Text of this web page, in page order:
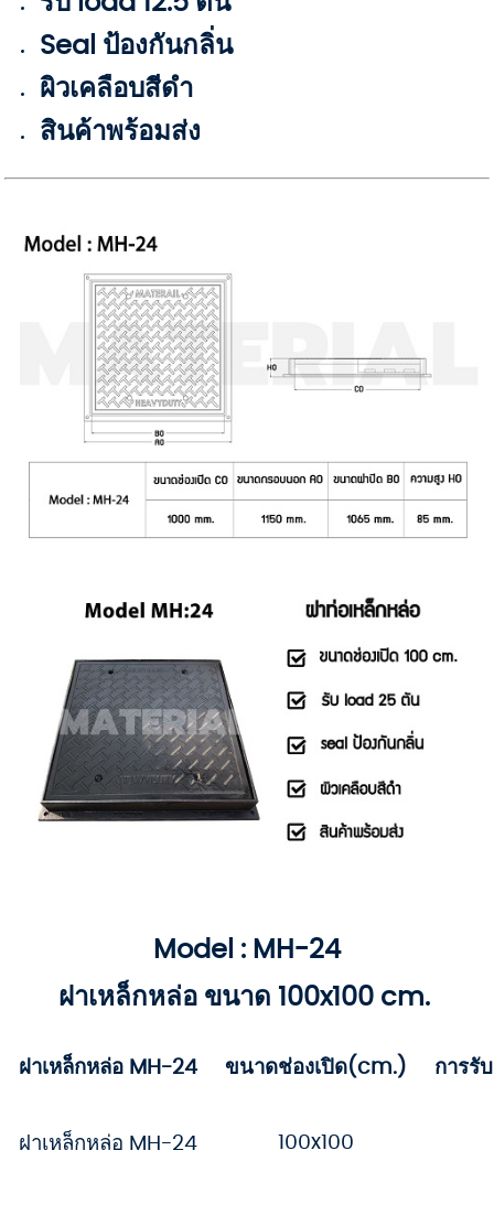
Seal ป้องกันกลิ่น
ผิวเคลือบสีดำ
สินค้าพร้อมส่ง
Model : MH-24
ฝาเหล็กหล่อ ขนาด 100x100 cm.
ฝาเหล็กหล่อ MH-24 ขนาดช่องเปิด(cm.) การรั
ฝาเหล็กหล่อ MH-24 100x100